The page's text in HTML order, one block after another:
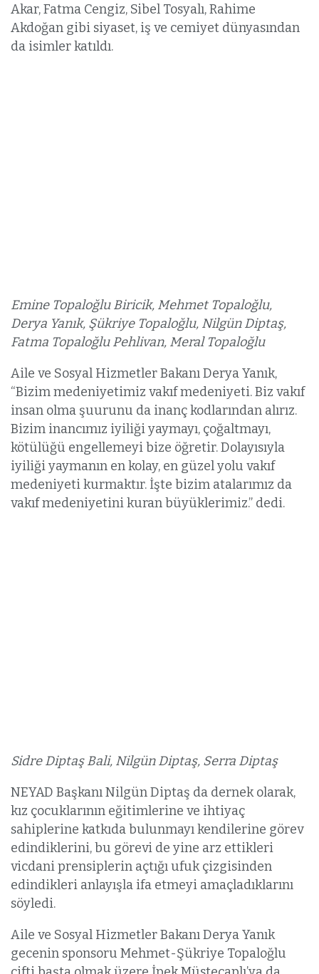
Akar, Fatma Cengiz, Sibel Tosyalı, Rahime
Akdoğan gibi siyaset, iş ve cemiyet dünyasından
da isimler katıldı.
Emine Topaloğlu Biricik, Mehmet Topaloğlu,
Derya Yanık, Şükriye Topaloğlu, Nilgün Diptaş,
Fatma Topaloğlu Pehlivan, Meral Topaloğlu
Aile ve Sosyal Hizmetler Bakanı Derya Yanık,
“Bizim medeniyetimiz vakıf medeniyeti. Biz vakıf
insan olma şuurunu da inanç kodlarından alırız.
Bizim inancımız iyiliği yaymayı, çoğaltmayı,
kötülüğü engellemeyi bize öğretir. Dolayısıyla
iyiliği yaymanın en kolay, en güzel yolu vakıf
medeniyeti kurmaktır. İşte bizim atalarımız da
vakıf medeniyetini kuran büyüklerimiz.” dedi.
Sidre Diptaş Bali, Nilgün Diptaş, Serra Diptaş
NEYAD Başkanı Nilgün Diptaş da dernek olarak,
kız çocuklarının eğitimlerine ve ihtiyaç
sahiplerine katkıda bulunmayı kendilerine görev
edindiklerini, bu görevi de yine arz ettikleri
vicdani prensiplerin açtığı ufuk çizgisinden
edindikleri anlayışla ifa etmeyi amaçladıklarını
söyledi.
Aile ve Sosyal Hizmetler Bakanı Derya Yanık
gecenin sponsoru Mehmet-Şükriye Topaloğlu